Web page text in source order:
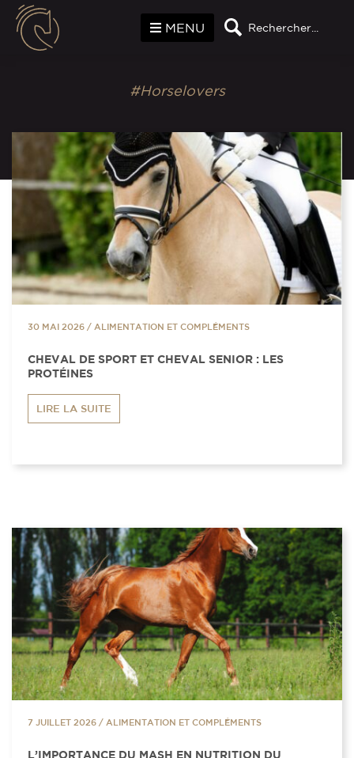
Rechercher...
MENU
#Horselovers
30 MAI 2026 / ALIMENTATION ET COMPLÉMENTS
CHEVAL DE SPORT ET CHEVAL SENIOR : LES
PROTÉINES
LIRE LA SUITE
7 JUILLET 2026 / ALIMENTATION ET COMPLÉMENTS
L’IMPORTANCE DU MASH EN NUTRITION DU
Panneau de gestion des cookies